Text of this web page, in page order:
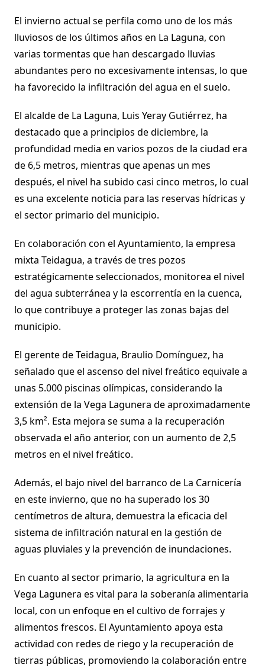
El invierno actual se perfila como uno de los más
lluviosos de los últimos años en La Laguna, con
varias tormentas que han descargado lluvias
abundantes pero no excesivamente intensas, lo que
ha favorecido la infiltración del agua en el suelo.
El alcalde de La Laguna, Luis Yeray Gutiérrez, ha
destacado que a principios de diciembre, la
profundidad media en varios pozos de la ciudad era
de 6,5 metros, mientras que apenas un mes
después, el nivel ha subido casi cinco metros, lo cual
es una excelente noticia para las reservas hídricas y
el sector primario del municipio.
En colaboración con el Ayuntamiento, la empresa
mixta Teidagua, a través de tres pozos
estratégicamente seleccionados, monitorea el nivel
del agua subterránea y la escorrentía en la cuenca,
lo que contribuye a proteger las zonas bajas del
municipio.
El gerente de Teidagua, Braulio Domínguez, ha
señalado que el ascenso del nivel freático equivale a
unas 5.000 piscinas olímpicas, considerando la
extensión de la Vega Lagunera de aproximadamente
3,5 km². Esta mejora se suma a la recuperación
observada el año anterior, con un aumento de 2,5
metros en el nivel freático.
Además, el bajo nivel del barranco de La Carnicería
en este invierno, que no ha superado los 30
centímetros de altura, demuestra la eficacia del
sistema de infiltración natural en la gestión de
aguas pluviales y la prevención de inundaciones.
En cuanto al sector primario, la agricultura en la
Vega Lagunera es vital para la soberanía alimentaria
local, con un enfoque en el cultivo de forrajes y
alimentos frescos. El Ayuntamiento apoya esta
actividad con redes de riego y la recuperación de
tierras públicas, promoviendo la colaboración entre